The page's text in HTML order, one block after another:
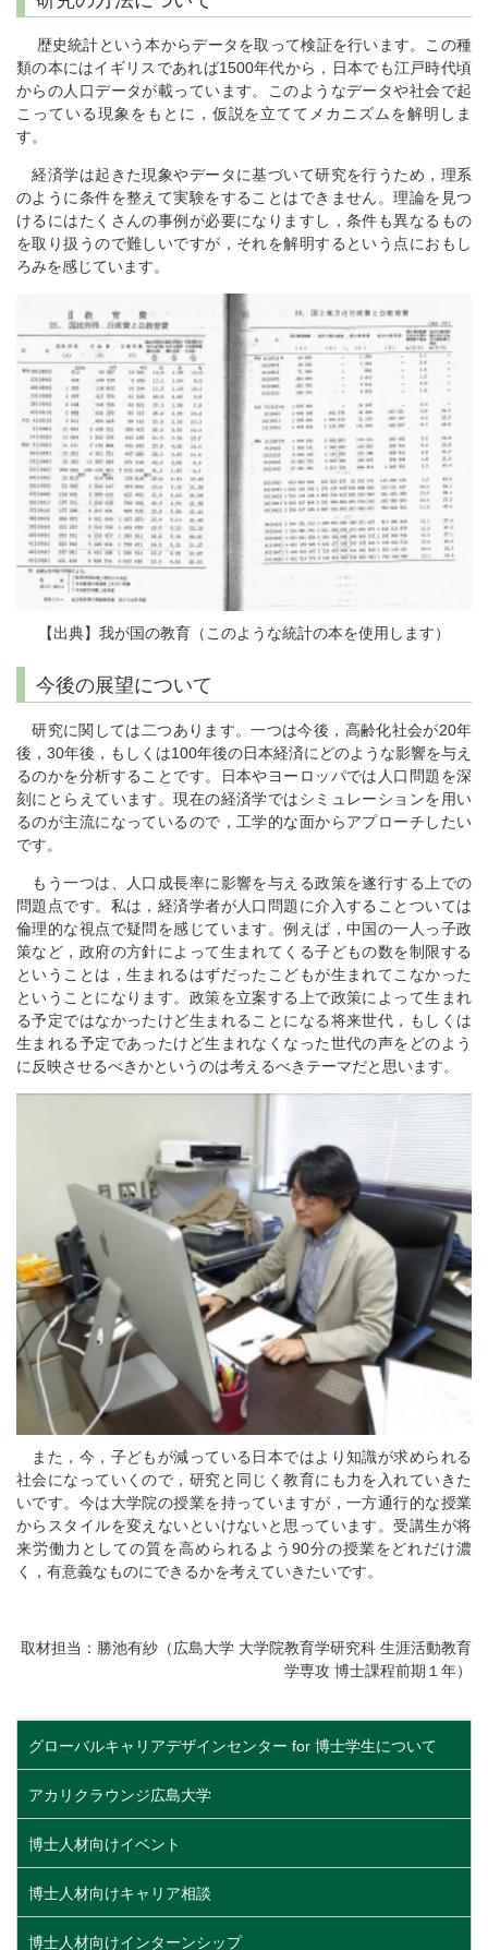
歴史統計という本からデータを取って検証を行います。この種
類の本にはイギリスであれば1500年代から，日本でも江戸時代頃
からの人口データが載っています。このようなデータや社会で起
こっている現象をもとに，仮説を立ててメカニズムを解明しま
す。
経済学は起きた現象やデータに基づいて研究を行うため，理系
のように条件を整えて実験をすることはできません。理論を見つ
けるにはたくさんの事例が必要になりますし，条件も異なるもの
を取り扱うので難しいですが，それを解明するという点におもし
ろみを感じています。
【出典】我が国の教育（このような統計の本を使用します）
今後の展望について
研究に関しては二つあります。一つは今後，高齢化社会が20年
後，30年後，もしくは100年後の日本経済にどのような影響を与え
るのかを分析することです。日本やヨーロッパでは人口問題を深
刻にとらえています。現在の経済学ではシミュレーションを用い
るのが主流になっているので，工学的な面からアプローチしたい
です。
もう一つは、人口成長率に影響を与える政策を遂行する上での
問題点です。私は，経済学者が人口問題に介入することついては
倫理的な視点で疑問を感じています。例えば，中国の一人っ子政
策など，政府の方針によって生まれてくる子どもの数を制限する
ということは，生まれるはずだったこどもが生まれてこなかった
ということになります。政策を立案する上で政策によって生まれ
る予定ではなかったけど生まれることになる将来世代，もしくは
生まれる予定であったけど生まれなくなった世代の声をどのよう
に反映させるべきかというのは考えるべきテーマだと思います。
また，今，子どもが減っている日本ではより知識が求められる
社会になっていくので，研究と同じく教育にも力を入れていきた
いです。今は大学院の授業を持っていますが，一方通行的な授業
からスタイルを変えないといけないと思っています。受講生が将
来労働力としての質を高められるよう90分の授業をどれだけ濃
く，有意義なものにできるかを考えていきたいです。
取材担当：勝池有紗（広島大学 大学院教育学研究科 生涯活動教育
学専攻 博士課程前期１年）
グローバルキャリアデザインセンター for 博士学生について
アカリクラウンジ広島大学
博士人材向けイベント
博士人材向けキャリア相談
博士人材向けインターンシップ